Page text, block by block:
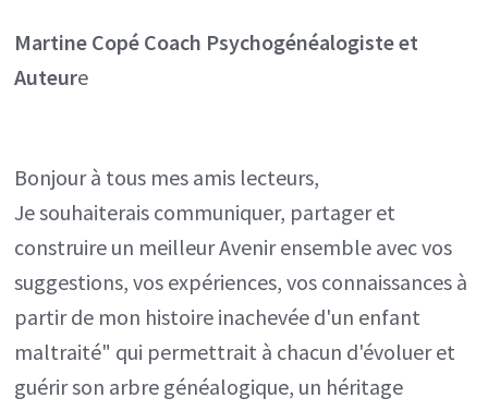
Martine Copé Coach Psychogénéalogiste et
Auteure
Bonjour à tous mes amis lecteurs,
Je souhaiterais communiquer, partager et
construire un meilleur Avenir ensemble avec vos
suggestions, vos expériences, vos connaissances à
partir de mon histoire inachevée d'un enfant
maltraité" qui permettrait à chacun d'évoluer et
guérir son arbre généalogique, un héritage